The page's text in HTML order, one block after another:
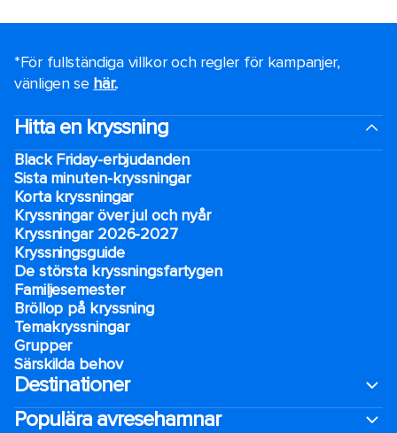
*För fullständiga villkor och regler för kampanjer,
vänligen se här..
Hitta en kryssning
Black Friday-erbjudanden
Sista minuten-kryssningar
Korta kryssningar
Kryssningar över jul och nyår
Kryssningar 2026-2027
Kryssningsguide
De största kryssningsfartygen
Familjesemester
Bröllop på kryssning
Temakryssningar
Grupper
Särskilda behov
Destinationer
Populära avresehamnar